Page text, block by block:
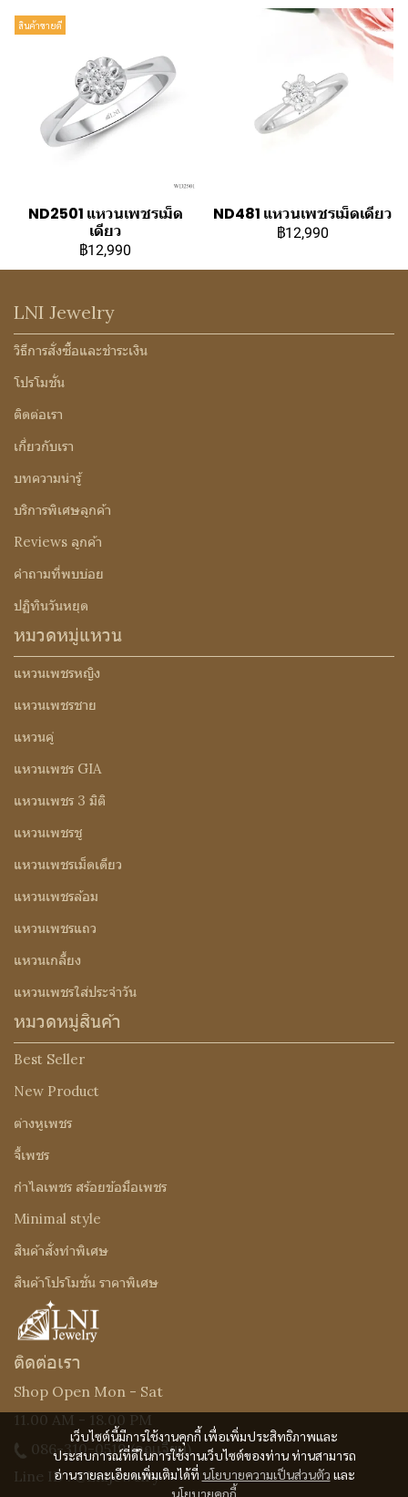
สินค้าขายดี
ND2501 แหวนเพชรเม็ด
เดียว
฿12,990
ND481 แหวนเพชรเม็ดเดียว
฿12,990
เว็บไซต์นี้มีการใช้งานคุกกี้ เพื่อเพิ่มประสิทธิภาพและ
ประสบการณ์ที่ดีในการใช้งานเว็บไซต์ของท่าน ท่านสามารถ
อ่านรายละเอียดเพิ่มเติมได้ที่ นโยบายความเป็นส่วนตัว และ
นโยบายคุกกี้
LNI Jewelry
วิธีการสั่งซื้อและชำระเงิน
โปรโมชั่น
ติดต่อเรา
เกี่ยวกับเรา
บทความน่ารู้
บริการพิเศษลูกค้า
Reviews ลูกค้า
คำถามที่พบบ่อย
ปฏิทินวันหยุด
หมวดหมู่แหวน
แหวนเพชรหญิง
แหวนเพชรชาย
แหวนคู่
แหวนเพชร GIA
แหวนเพชร 3 มิติ
แหวนเพชรชู
แหวนเพชรเม็ดเดียว
แหวนเพชรล้อม
แหวนเพชรแถว
แหวนเกลี้ยง
แหวนเพชรใส่ประจำวัน
หมวดหมู่สินค้า
Best Seller
New Product
ต่างหูเพชร
จี้เพชร
กำไลเพชร สร้อยข้อมือเพชร
Minimal style
สินค้าสั่งทำพิเศษ
สินค้าโปรโมชั่น ราคาพิเศษ
ติดต่อเรา
Shop Open Mon - Sat
11.00 AM - 18.00 PM
086-310-0519(คุณเจี๊ยบ)
Line ID : @Lnijewelry